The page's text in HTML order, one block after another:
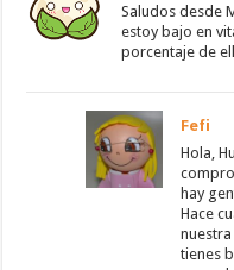
Saludos desde
estoy bajo en
porcentaje de
Fefi
Hola,
hay
Hace
nuestra
tienes